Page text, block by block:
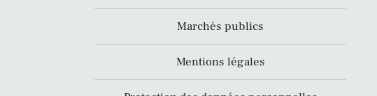
Marchés publics
Mentions légales